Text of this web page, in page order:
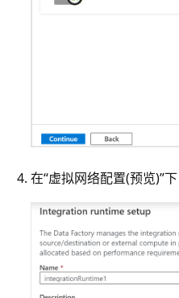
在“虚拟网络配置(预览)”下